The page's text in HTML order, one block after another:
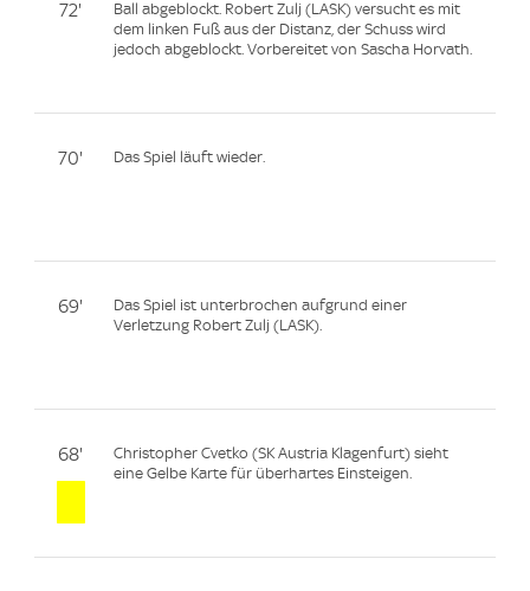
72'
Ball abgeblockt. Robert Zulj (LASK) versucht es mit
dem linken Fuß aus der Distanz, der Schuss wird
jedoch abgeblockt. Vorbereitet von Sascha Horvath.
70' Das Spiel läuft wieder.
69'
Das Spiel ist unterbrochen aufgrund einer
Verletzung Robert Zulj (LASK).
68'
Christopher Cvetko (SK Austria Klagenfurt) sieht
eine Gelbe Karte für überhartes Einsteigen.